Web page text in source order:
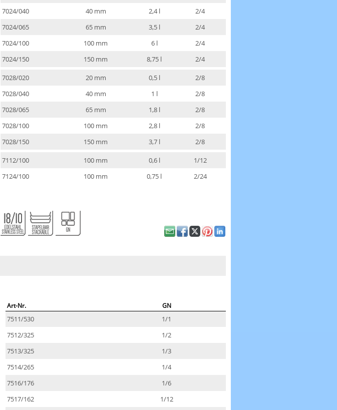
7024/040
40 mm 2,4 l
2/4
7024/065
65 mm 3,5 l
2/4
7024/100
100 mm 6 l
2/4
7024/150
150 mm 8,75 l 2/4
7028/020 20 mm 0,5 l
2/8
7028/040
40 mm 1 l
2/8
7028/065
65 mm 1,8 l
2/8
7028/100
100 mm 2,8 l
2/8
7028/150
150 mm 3,7 l 2/8
7112/100 100 mm 0,6 l
1/12
7124/100
100 mm 0,75 l 2/24
Art-Nr. GN
7511/530
1/1
7512/325
1/2
7513/325
1/3
7514/265
1/4
7516/176
1/6
7517/162
1/12